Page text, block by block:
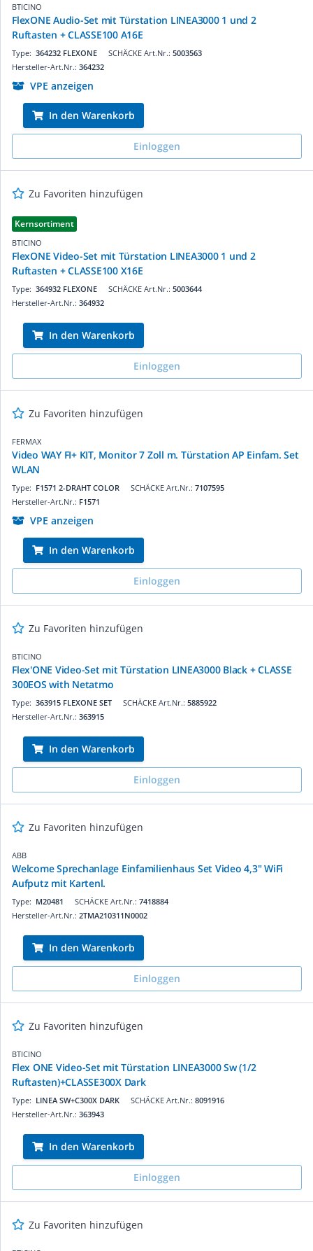
BTICINO
FlexONE Audio-Set mit Türstation LINEA3000 1 und 2
Ruftasten + CLASSE100 A16E
SCHÄCKE Art.Nr.: 5003563
Type: 364232 FLEXONE
Hersteller-Art.Nr.: 364232
VPE anzeigen
In den Warenkorb
Einloggen
Zu Favoriten hinzufügen
Kernsortiment
BTICINO
FlexONE Video-Set mit Türstation LINEA3000 1 und 2
Ruftasten + CLASSE100 X16E
SCHÄCKE Art.Nr.: 5003644
Type: 364932 FLEXONE
Hersteller-Art.Nr.: 364932
In den Warenkorb
Einloggen
Zu Favoriten hinzufügen
FERMAX
Video WAY FI+ KIT, Monitor 7 Zoll m. Türstation AP Einfam. Set
WLAN
SCHÄCKE Art.Nr.: 7107595
Type: F1571 2-DRAHT COLOR
Hersteller-Art.Nr.: F1571
VPE anzeigen
In den Warenkorb
Einloggen
Zu Favoriten hinzufügen
BTICINO
Flex'ONE Video-Set mit Türstation LINEA3000 Black + CLASSE
300EOS with Netatmo
SCHÄCKE Art.Nr.: 5885922
Type: 363915 FLEXONE SET
Hersteller-Art.Nr.: 363915
In den Warenkorb
Einloggen
Zu Favoriten hinzufügen
ABB
Welcome Sprechanlage Einfamilienhaus Set Video 4,3" WiFi
Aufputz mit Kartenl.
SCHÄCKE Art.Nr.: 7418884
Type: M20481
Hersteller-Art.Nr.: 2TMA210311N0002
In den Warenkorb
Einloggen
Zu Favoriten hinzufügen
BTICINO
Flex ONE Video-Set mit Türstation LINEA3000 Sw (1/2
Ruftasten)+CLASSE300X Dark
SCHÄCKE Art.Nr.: 8091916
Type: LINEA SW+C300X DARK
Hersteller-Art.Nr.: 363943
In den Warenkorb
Einloggen
Zu Favoriten hinzufügen